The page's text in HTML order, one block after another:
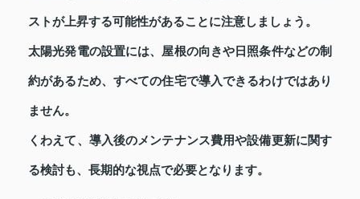
ストが上昇する可能性があることに注意しましょう。
太陽光発電の設置には、屋根の向きや日照条件などの制
約があるため、すべての住宅で導入できるわけではあり
ません。
くわえて、導入後のメンテナンス費用や設備更新に関す
る検討も、長期的な視点で必要となります。